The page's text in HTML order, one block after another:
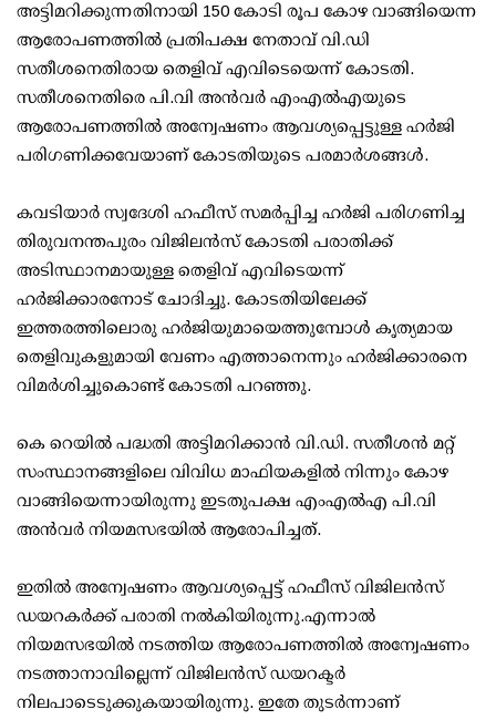
അട്ടിമറിക്കുന്നതിനായി 150 കോടി രൂപ കോഴ വാങ്ങിയെന്ന
ആരോപണത്തില്‍ പ്രതിപക്ഷ നേതാവ് വി.ഡി
സതീശനെതിരായ തെളിവ് എവിടെയെന്ന് കോടതി.
സതീശനെതിരെ പി.വി അന്‍വര്‍ എംഎല്‍എയുടെ
ആരോപണത്തില്‍ അന്വേഷണം ആവശ്യപ്പെട്ടുള്ള ഹര്‍ജി
പരിഗണിക്കവേയാണ് കോടതിയുടെ പരമാര്‍ശങ്ങള്‍.
കവടിയാര്‍ സ്വദേശി ഹഫീസ് സമര്‍പ്പിച്ച ഹര്‍ജി പരിഗണിച്ച
തിരുവനന്തപുരം വിജിലന്‍സ് കോടതി പരാതിക്ക്
അടിസ്ഥാനമായുള്ള തെളിവ് എവിടെയന്ന്
ഹര്‍ജിക്കാരനോട് ചോദിച്ചു. കോടതിയിലേക്ക്
ഇത്തരത്തിലൊരു ഹര്‍ജിയുമായെത്തുമ്പോള്‍ കൃത്യമായ
തെളിവുകളുമായി വേണം എത്താനെന്നും ഹര്‍ജിക്കാരനെ
വിമര്‍ശിച്ചുകൊണ്ട് കോടതി പറഞ്ഞു.
കെ റെയില്‍ പദ്ധതി അട്ടിമറിക്കാന്‍ വി.ഡി. സതീശന്‍ മറ്റ്
സംസ്ഥാനങ്ങളിലെ വിവിധ മാഫിയകളില്‍ നിന്നും കോഴ
വാങ്ങിയെന്നായിരുന്നു ഇടതുപക്ഷ എംഎല്‍എ പി.വി
അന്‍വര്‍ നിയമസഭയില്‍ ആരോപിച്ചത്.
ഇതില്‍ അന്വേഷണം ആവശ്യപ്പെട്ട് ഹഫീസ് വിജിലന്‍സ്
ഡയറകര്‍ക്ക് പരാതി നല്‍കിയിരുന്നു.എന്നാല്‍
നിയമസഭയില്‍ നടത്തിയ ആരോപണത്തില്‍ അന്വേഷണം
നടത്താനാവില്ലെന്ന് വിജിലന്‍സ് ഡയറക്ടര്‍
നിലപാടെടുക്കുകയായിരുന്നു. ഇതേ തുടര്‍ന്നാണ്